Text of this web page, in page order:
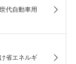
代自動車用
省エネルギ